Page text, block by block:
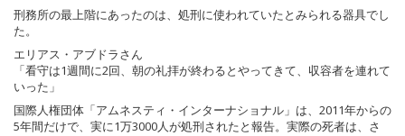
刑務所の最上階にあったのは、処刑に使われていたとみられる器具でし
た。
エリアス・アブドラさん
「看守は1週間に2回、朝の礼拝が終わるとやってきて、収容者を連れて
いった」
国際人権団体「アムネスティ・インターナショナル」は、2011年からの
5年間だけで、実に1万3000人が処刑されたと報告。実際の死者は、さ